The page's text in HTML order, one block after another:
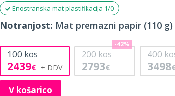
Enostranska mat plastifikacija 1/0
Notranjost: Mat premazni papir (110 g)
100 kos
2439€
200 kos
2793€
-42%
400
3498€
V košarico